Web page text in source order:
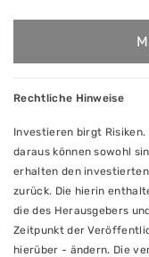
Rechtliche Hinweise
Investieren birgt
daraus können sowohl
erhalten den
zurück. Die hierin
die des Herausgebers
Zeitpunkt der
hierüber - ändern. Die